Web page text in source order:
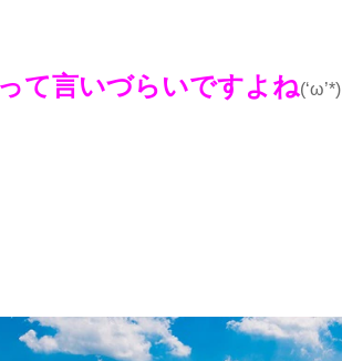
て言いづらいですよね(‘ω’*)